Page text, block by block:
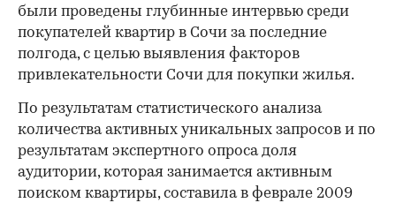
были проведены глубинные интервью среди
покупателей квартир в Сочи за последние
полгода, с целью выявления факторов
привлекательности Сочи для покупки жилья.
По результатам статистического анализа
количества активных уникальных запросов и по
результатам экспертного опроса доля
аудитории, которая занимается активным
поиском квартиры, составила в феврале 2009